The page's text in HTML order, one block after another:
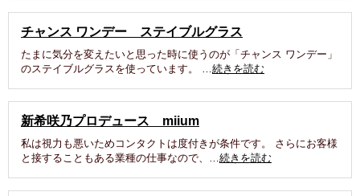
チャンス ワンデー ステイブルグラス
たまに気分を変えたいと思った時に使うのが「チャンス ワンデー」
のステイブルグラスを使っています。 …続きを読む
新希咲乃プロデュース miium
私は視力も悪いためコンタクトは度付きが条件です。 さらにお客様
と接することもある業種の仕事なので、…続きを読む